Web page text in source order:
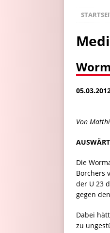
Von
Die
Borchers
der U 23
gegen
Dabei
zu